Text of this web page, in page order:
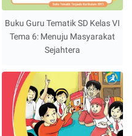
Buku Guru Tematik SD Kelas VI
Tema 6: Menuju Masyarakat
Sejahtera